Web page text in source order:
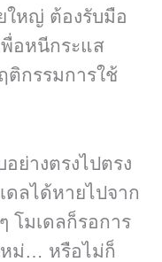
ใหญ่ ต้องรับมือ
อหนีกระแส
ติกรรมการใช้
ย่างตรงไปตรง
ดลได้หายไปจาก
โมเดลก็รอการ
หม่… หรือไม่ก็